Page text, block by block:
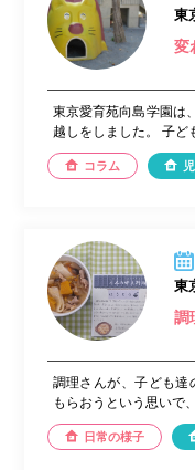
東
変
東京愛育苑向島学園は
越しをしました。 子ど
コラム
東
調
調理さんが、子ども達
もらおうという思いで
日常の様子